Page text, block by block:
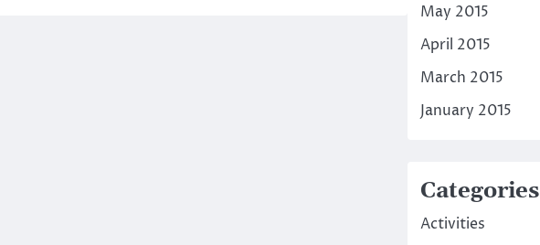
May 2015
April 2015
March 2015
January 2015
Categories
Activities